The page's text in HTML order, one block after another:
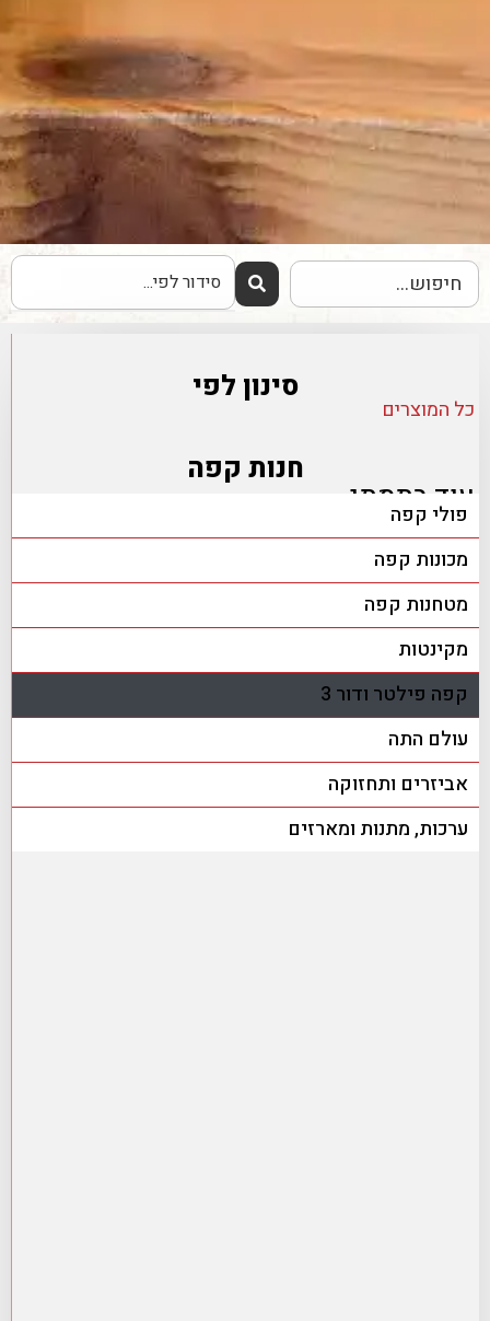
סינון לפי
כל המוצרים
חנות קפה
פולי קפה
מכונות קפה
מטחנות קפה
מקינטות
קפה פילטר ודור 3
עולם התה
אביזרים ותחזוקה
ערכות, מתנות ומארזים
עוד בתמתי